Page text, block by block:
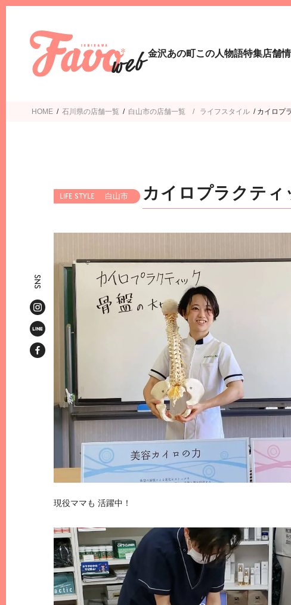
金沢あの町この人物語特集店舗
SNS
HOME / 石川県の店舗一覧 / 白山市 ライフスタイル / カイロプ
白山市 カイロプラクティ
現役ママも 活躍中！